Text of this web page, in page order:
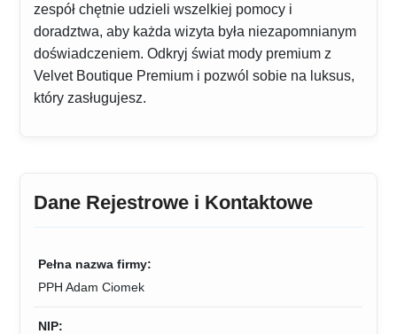
zespół chętnie udzieli wszelkiej pomocy i
doradztwa, aby każda wizyta była niezapomnianym
doświadczeniem. Odkryj świat mody premium z
Velvet Boutique Premium i pozwól sobie na luksus,
który zasługujesz.
Dane Rejestrowe i Kontaktowe
Pełna nazwa firmy:
PPH Adam Ciomek
NIP: